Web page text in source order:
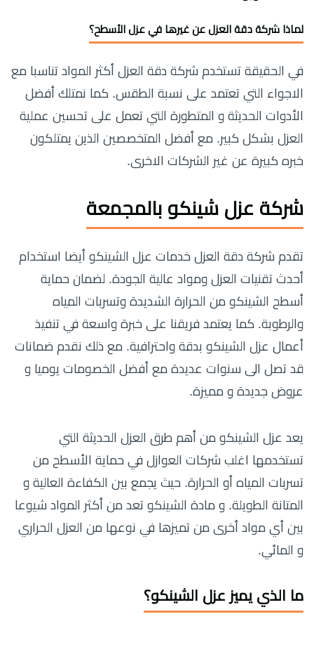
لماذا شركة دقة العزل عن غيرها في عزل الأسطح؟
في الحقيقة تستخدم شركة دقة العزل أكثر المواد تناسبا مع
الاجواء التي تعتمد على نسبة الطقس. كما نمتلك أفضل
الأدوات الحديثة و المتطورة التي تعمل على تحسين عملية
العزل بشكل كبير. مع أفضل المتخصصين الذين يمتلكون
خبره كبيرة عن غير الشركات الاخرى.
شركة عزل شينكو بالمجمعة
تقدم شركة دقة العزل خدمات عزل الشينكو أيضا استخدام
أحدث تقنيات العزل ومواد عالية الجودة. لضمان حماية
أسطح الشينكو من الحرارة الشديدة وتسربات المياه
والرطوبة. كما يعتمد فريقنا على خبرة واسعة في تنفيذ
أعمال عزل الشينكو بدقة واحترافية. مع ذلك نقدم ضمانات
قد تصل الى سنوات عديدة مع أفضل الخصومات يوميا و
عروض جديدة و مميزة.
يعد عزل الشينكو من أهم طرق العزل الحديثة التي
تستخدمها اغلب شركات العوازل في حماية الأسطح من
تسربات المياه أو الحرارة. حيث يجمع بين الكفاءة العالية و
المتانة الطويلة. و مادة الشينكو تعد من أكثر المواد شيوعا
بين أي مواد أخرى من تميزها في نوعها من العزل الحراري
و المائي.
ما الذي يميز عزل الشينكو؟